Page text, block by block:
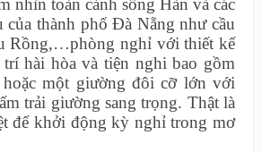
của thành phố Đà Nẵng như cầu
Rồng,…phòng nghỉ với thiết kế
hài hòa và tiện nghi bao gồm
một giường đôi cỡ lớn với
trải giường sang trọng. Thật là
để khởi động kỳ nghỉ trong mơ